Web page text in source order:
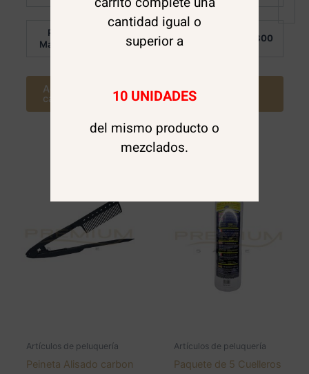
Por
Mayor:
Agregar al
carrito
5
2.300
Agregar al
carrito
Artículos de peluquería
Peineta Alisado carbon
Artículos de peluquería
Paquete de 5 Cuelleros
cantidad igual o
superior a
10 UNIDADES
del mismo producto o
mezclados.